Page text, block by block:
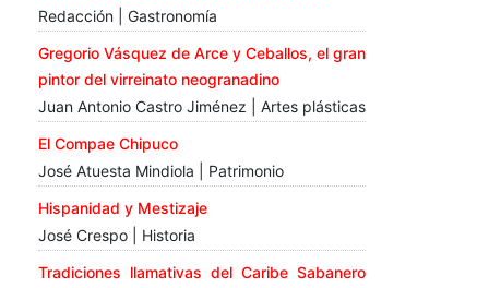
Redacción | Gastronomía
Gregorio Vásquez de Arce y Ceballos, el gran
pintor del virreinato neogranadino
Juan Antonio Castro Jiménez | Artes plásticas
El Compae Chipuco
José Atuesta Mindiola | Patrimonio
Hispanidad y Mestizaje
José Crespo | Historia
Tradiciones llamativas del Caribe Sabanero